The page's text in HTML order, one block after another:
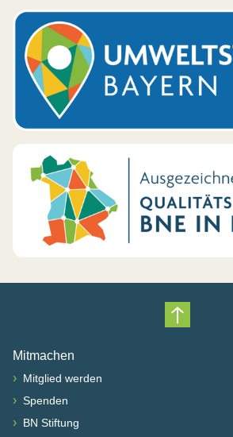
Nach
Mitmachen
› Mitglied werden
› Spenden
› BN Stiftung